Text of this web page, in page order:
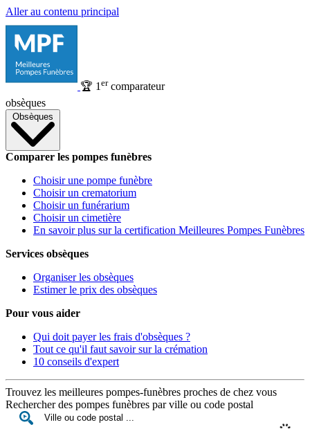
Aller au contenu principal
🏆 1 ercomparateur
obsèques
Obsèques
Comparer les pompes funèbres
Choisir une pompe funèbre
Choisir un crematorium
Choisir un funérarium
Choisir un cimetière
En savoir plus sur la certification Meilleures Pompes Funèbres
Services obsèques
Organiser les obsèques
Estimer le prix des obsèques
Pour vous aider
Qui doit payer les frais d'obsèques ?
Tout ce qu'il faut savoir sur la crémation
10 conseils d'expert
Trouvez les meilleures pompes-funèbres proches de chez vous
Rechercher des pompes funèbres par ville ou code postal